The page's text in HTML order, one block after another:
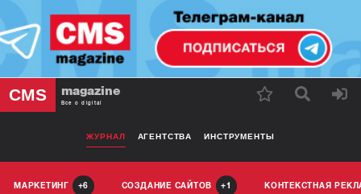
CMS magazine
Все о digital
ЖУРНАЛ АГЕНТСТВА ИНСТРУМЕНТЫ
МАРКЕТИНГ 6 СОЗДАНИЕ САЙТОВ 1 КОНТЕКСТНАЯ